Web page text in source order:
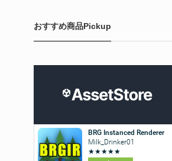
おすすめ商品Pickup